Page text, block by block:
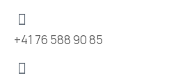
+41 76 588 90 85